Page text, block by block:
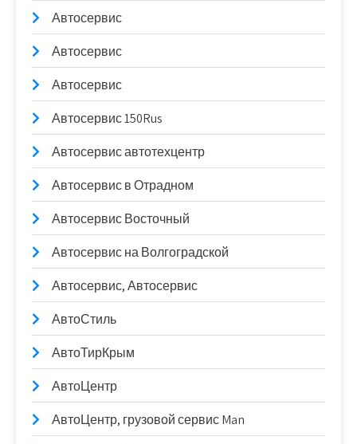
Автосервис
Автосервис
Автосервис
Автосервис 150Rus
Автосервис автотехцентр
Автосервис в Отрадном
Автосервис Восточный
Автосервис на Волгоградской
Автосервис, Автосервис
АвтоСтиль
АвтоТирКрым
АвтоЦентр
АвтоЦентр, грузовой сервис Man